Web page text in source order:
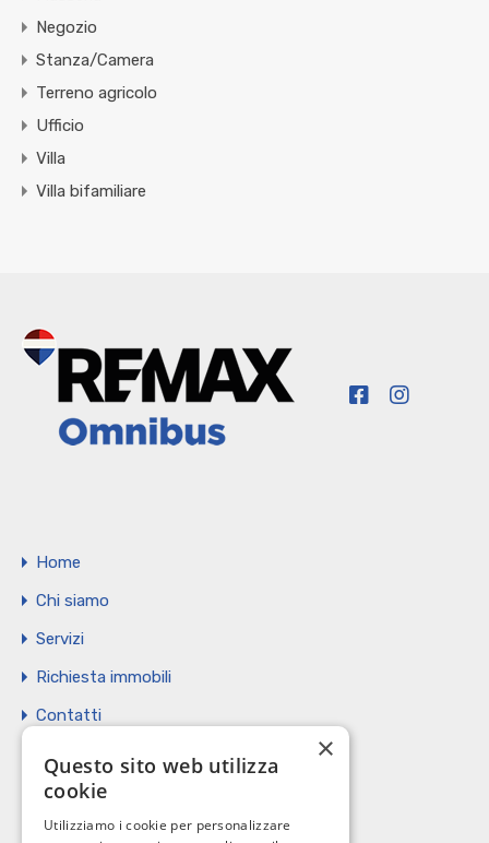
Negozio
Stanza/Camera
Terreno agricolo
Ufficio
Villa
Villa bifamiliare
Home
Chi siamo
Servizi
Richiesta immobili
Contatti
Vendi il tuo immobile
Privacy Policy
Cookie policy
×
Questo sito web utilizza
cookie
Utilizziamo i cookie per personalizzare